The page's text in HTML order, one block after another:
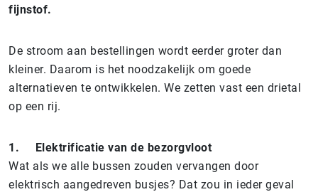
fijnstof.
De stroom aan bestellingen wordt eerder groter dan
kleiner. Daarom is het noodzakelijk om goede
alternatieven te ontwikkelen. We zetten vast een drietal
op een rij.
1.
Elektrificatie van de bezorgvloot
Wat als we alle bussen zouden vervangen door
elektrisch aangedreven busjes? Dat zou in ieder geval